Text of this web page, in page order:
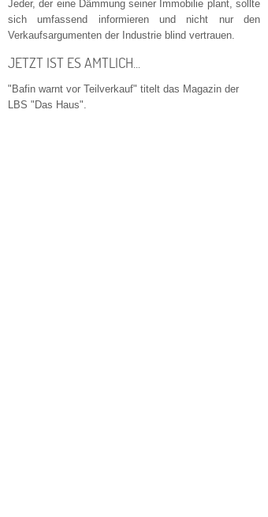
Jeder, der eine Dämmung seiner Immobilie plant, sollte
sich umfassend informieren und nicht nur den
Verkaufsargumenten der Industrie blind vertrauen.
JETZT IST ES AMTLICH...
"Bafin warnt vor Teilverkauf" titelt das Magazin der
LBS "Das Haus".